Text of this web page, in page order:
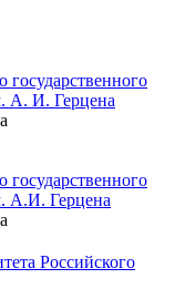
государственного
А. И. Герцена
государственного
А.И. Герцена
Российского